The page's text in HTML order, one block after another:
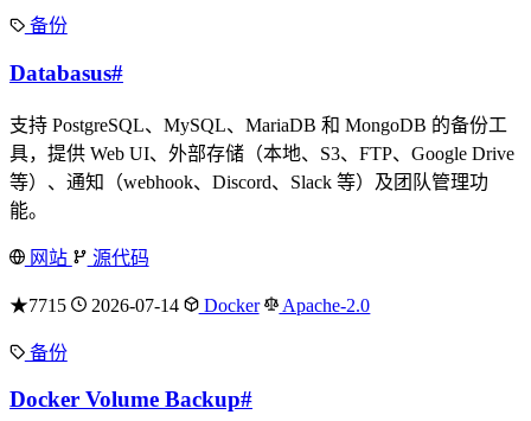
备份
Databasus#
支持 PostgreSQL、MySQL、MariaDB 和 MongoDB 的备份工
具，提供 Web UI、外部存储（本地、S3、FTP、Google Drive
等）、通知（webhook、Discord、Slack 等）及团队管理功
能。
网站 源代码
★7715 2026-07-14 Docker Apache-2.0
备份
Docker Volume Backup#